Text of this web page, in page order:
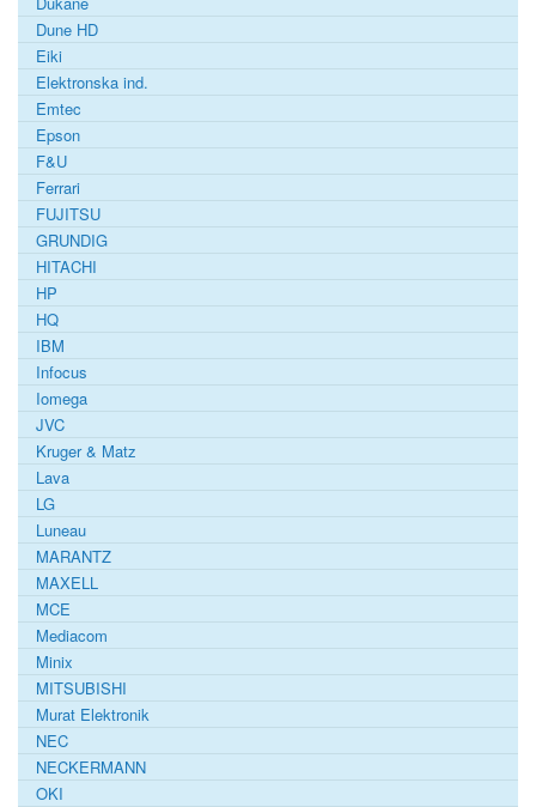
Dune HD
Eiki
Elektronska ind.
Emtec
Epson
F&U
Ferrari
FUJITSU
GRUNDIG
HITACHI
HP
HQ
IBM
Infocus
Iomega
JVC
Kruger & Matz
Lava
LG
Luneau
MARANTZ
MAXELL
MCE
Mediacom
Minix
MITSUBISHI
Murat Elektronik
NEC
NECKERMANN
OKI